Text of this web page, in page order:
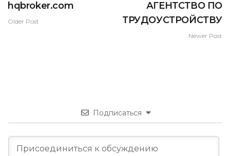
hqbroker.com
Older Post
АГЕНТСТВО ПО
ТРУДОУСТРОЙСТВУ
Newer Post
Подписаться